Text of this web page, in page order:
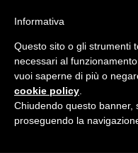
Informativa
Questo sito o gli strumenti
necessari al
vuoi saperne di più o
cookie policy.
Chiudendo questo banner,
proseguendo la